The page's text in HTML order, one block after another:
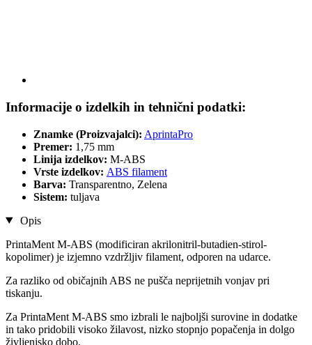
Informacije o izdelkih in tehnični podatki:
Znamke (Proizvajalci): AprintaPro
Premer: 1,75 mm
Linija izdelkov: M-ABS
Vrste izdelkov: ABS filament
Barva: Transparentno, Zelena
Sistem: tuljava
Opis
PrintaMent M-ABS (modificiran akrilonitril-butadien-stirol-
kopolimer) je izjemno vzdržljiv filament, odporen na udarce.
Za razliko od običajnih ABS ne pušča neprijetnih vonjav pri
tiskanju.
Za PrintaMent M-ABS smo izbrali le najboljši surovine in dodatke
in tako pridobili visoko žilavost, nizko stopnjo popačenja in dolgo
življenjsko dobo.